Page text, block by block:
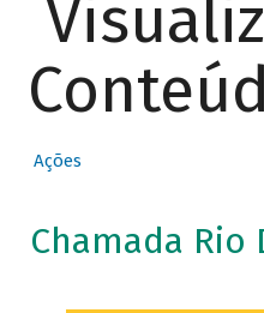
Ações
Chamada